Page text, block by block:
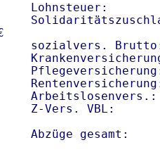
Lohnsteuer:
sozialvers.
Z-Vers. VBL:
Abzüge gesamt: